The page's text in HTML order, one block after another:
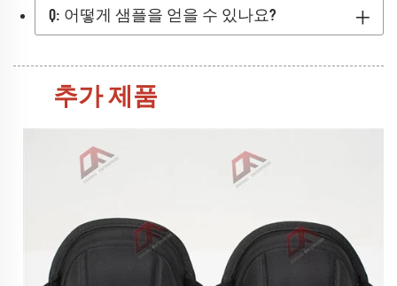
Q: 어떻게 샘플을 얻을 수 있나요?
추가 제품